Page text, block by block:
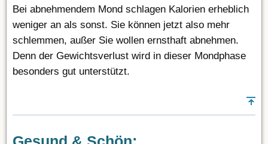
Bei abnehmendem Mond schlagen Kalorien erheblich
weniger an als sonst. Sie können jetzt also mehr
schlemmen, außer Sie wollen ernsthaft abnehmen.
Denn der Gewichtsverlust wird in dieser Mondphase
besonders gut unterstützt.